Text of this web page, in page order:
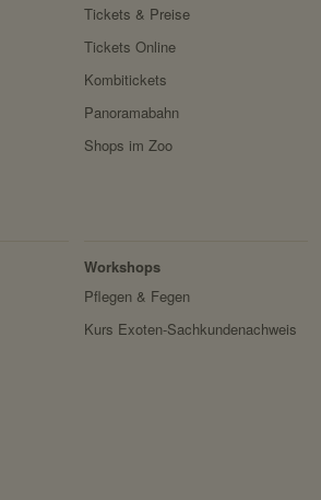
Tickets & Preise
Tickets Online
Kombitickets
Panoramabahn
Shops im Zoo
Workshops
Pflegen & Fegen
Kurs Exoten-Sachkundenachweis